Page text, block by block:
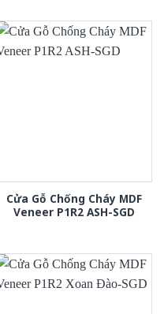
Cửa Gỗ Chống Cháy MDF
Veneer P1R2 ASH-SGD